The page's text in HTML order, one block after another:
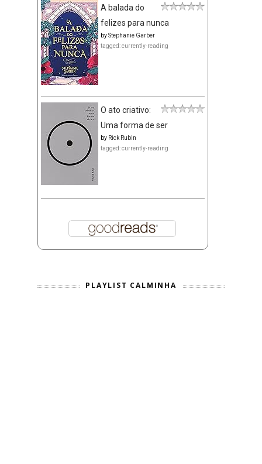
A balada do
felizes para nunca
byStephanie Garber
tagged: currently-reading
O ato criativo:
Uma forma de ser
by Rick Rubin
tagged: currently-reading
PLAYLIST CALMINHA